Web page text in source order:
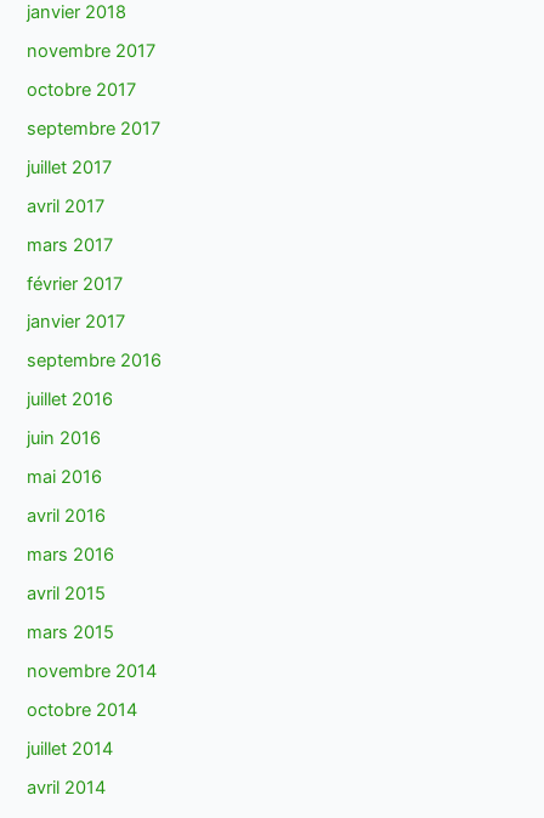
janvier 2018
novembre 2017
octobre 2017
septembre 2017
juillet 2017
avril 2017
mars 2017
février 2017
janvier 2017
septembre 2016
juillet 2016
juin 2016
mai 2016
avril 2016
mars 2016
avril 2015
mars 2015
novembre 2014
octobre 2014
juillet 2014
avril 2014